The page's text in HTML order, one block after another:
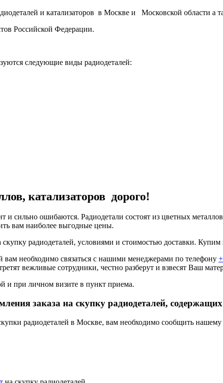
и катализаторов в Москве и Московской области а
Российской Федерации.
следующие виды радиодеталей:
катализаторов дорого!
и сильно ошибаются. Радиодетали состоят из цветных
вам наиболее выгодные цены.
радиодеталей, условиями и стоимостью доставки.
необходимо связаться с нашими менеджерами по телефону
вежливые сотрудники, честно разберут и взвесят Ваш
и при личном визите в пункт приема.
заказа на скупку радиодеталей,
радиодеталей в Москве, вам необходимо сообщить